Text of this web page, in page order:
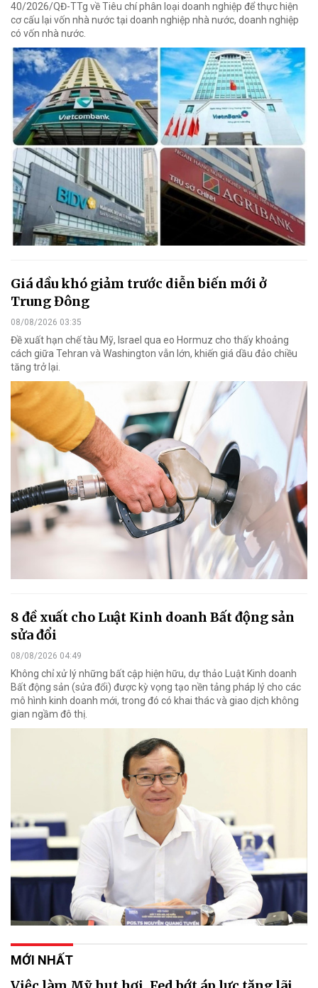
40/2026/QĐ-TTg về Tiêu chí phân loại doanh nghiệp để thực hiện
cơ cấu lại vốn nhà nước tại doanh nghiệp nhà nước, doanh nghiệp
có vốn nhà nước.
Giá dầu khó giảm trước diễn biến mới ở
Trung Đông
08/08/2026 03:35
Đề xuất hạn chế tàu Mỹ, Israel qua eo Hormuz cho thấy khoảng
cách giữa Tehran và Washington vẫn lớn, khiến giá dầu đảo chiều
tăng trở lại.
8 đề xuất cho Luật Kinh doanh Bất động sản
sửa đổi
08/08/2026 04:49
Không chỉ xử lý những bất cập hiện hữu, dự thảo Luật Kinh doanh
Bất động sản (sửa đổi) được kỳ vọng tạo nền tảng pháp lý cho các
mô hình kinh doanh mới, trong đó có khai thác và giao dịch không
gian ngầm đô thị.
MỚI NHẤT